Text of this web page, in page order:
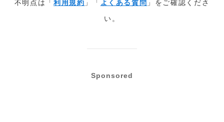
不明点は「 利用規約 」「 よくある質問 」をご確認くださ
い。
Sponsored